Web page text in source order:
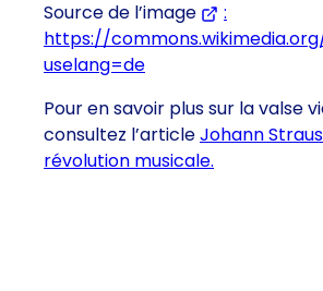
Source de l’image
:
https://
uselang=de
Pour en savoir plus sur la valse
consultez l’articleJohann
révolution musicale.